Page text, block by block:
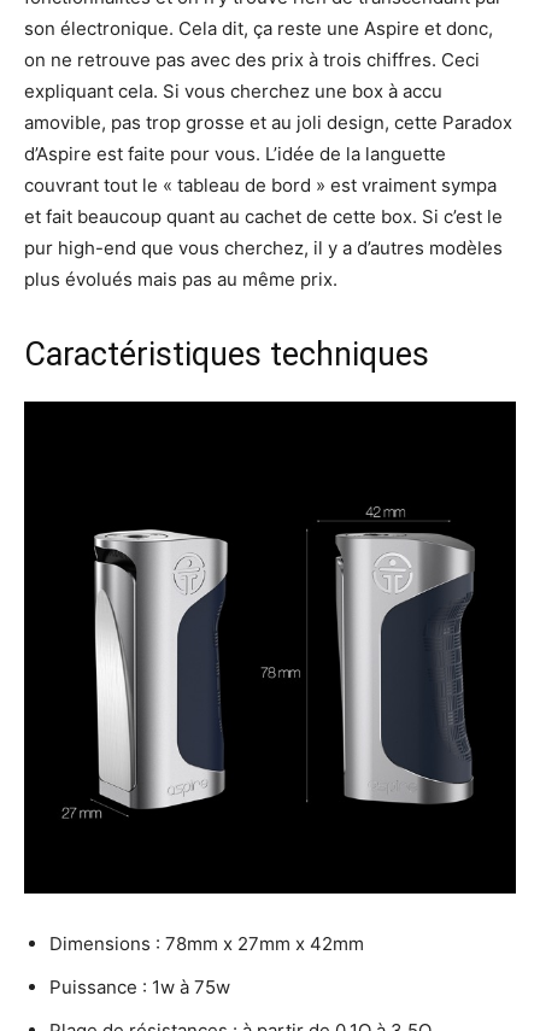
son électronique. Cela dit, ça reste une Aspire et donc,
on ne retrouve pas avec des prix à trois chiffres. Ceci
expliquant cela. Si vous cherchez une box à accu
amovible, pas trop grosse et au joli design, cette Paradox
d’Aspire est faite pour vous. L’idée de la languette
couvrant tout le « tableau de bord » est vraiment sympa
et fait beaucoup quant au cachet de cette box. Si c’est le
pur high-end que vous cherchez, il y a d’autres modèles
plus évolués mais pas au même prix.
Caractéristiques techniques
Dimensions : 78mm x 27mm x 42mm
Puissance : 1w à 75w